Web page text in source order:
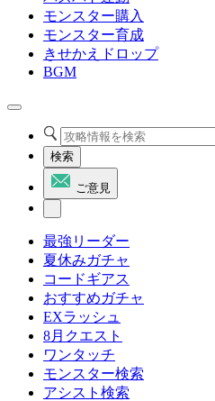
モンスター購入
モンスター育成
きせかえドロップ
BGM
検索
ご意見
最強リーダー
夏休みガチャ
コードギアス
おすすめガチャ
EXラッシュ
8月クエスト
ワンタッチ
モンスター検索
アシスト検索